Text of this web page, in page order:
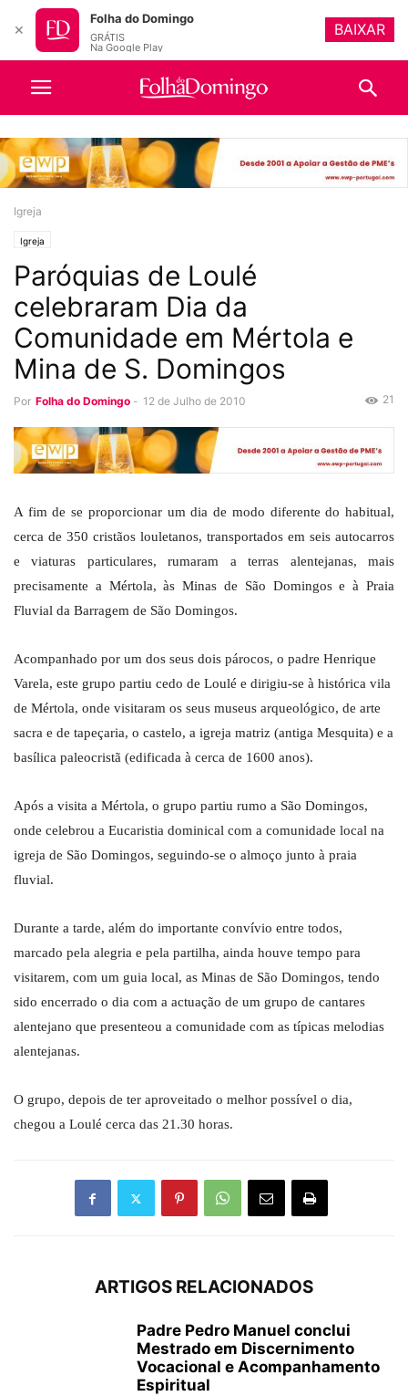
Igreja
Igreja
Paróquias de Loulé
celebraram Dia da
Comunidade em Mértola e
Mina de S. Domingos
Por Folha do Domingo - 12 de Julho de 2010 21
A fim de se proporcionar um dia de modo diferente do habitual,
cerca de 350 cristãos louletanos, transportados em seis autocarros
e viaturas particulares, rumaram a terras alentejanas, mais
precisamente a Mértola, às Minas de São Domingos e à Praia
Fluvial da Barragem de São Domingos.
Acompanhado por um dos seus dois párocos, o padre Henrique
Varela, este grupo partiu cedo de Loulé e dirigiu-se à histórica vila
de Mértola, onde visitaram os seus museus arqueológico, de arte
sacra e de tapeçaria, o castelo, a igreja matriz (antiga Mesquita) e a
basílica paleocristã (edificada à cerca de 1600 anos).
Após a visita a Mértola, o grupo partiu rumo a São Domingos,
onde celebrou a Eucaristia dominical com a comunidade local na
igreja de São Domingos, seguindo-se o almoço junto à praia
fluvial.
Durante a tarde, além do importante convívio entre todos,
marcado pela alegria e pela partilha, ainda houve tempo para
visitarem, com um guia local, as Minas de São Domingos, tendo
sido encerrado o dia com a actuação de um grupo de cantares
alentejano que presenteou a comunidade com as típicas melodias
alentejanas.
O grupo, depois de ter aproveitado o melhor possível o dia,
chegou a Loulé cerca das 21.30 horas.
ARTIGOS RELACIONADOS
Padre Pedro Manuel conclui
Mestrado em Discernimento
Vocacional e Acompanhamento
Espiritual
✕
Folha do Domingo
GRÁTIS
Na Google Play
BAIXAR